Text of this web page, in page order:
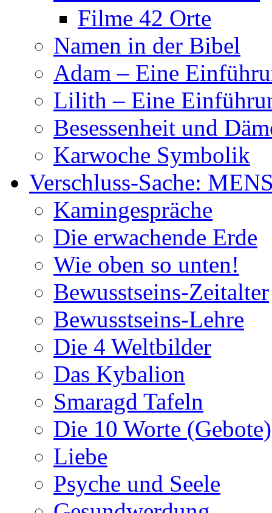
Filme 42 Orte
Namen in der Bibel
Adam – Eine
Lilith – Eine
Besessenheit und
Karwoche Symbolik
Verschluss-Sache:
Kamingespräche
Die erwachende Erde
Wie oben so unten!
Bewusstseins-Zeitalter
Bewusstseins-Lehre
Die 4 Weltbilder
Das Kybalion
Smaragd Tafeln
Die 10 Worte (Gebote)
Liebe
Psyche und Seele